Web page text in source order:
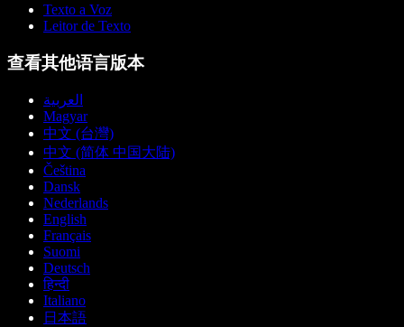
Texto a Voz
Leitor de Texto
查看其他语言版本
العربية
Magyar
中文 (台灣)
中文 (简体 中国大陆)
Čeština
Dansk
Nederlands
English
Français
Suomi
Deutsch
हिन्दी
Italiano
日本語